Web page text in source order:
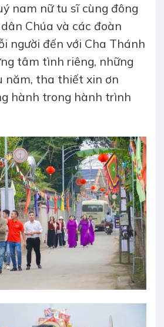
nam nữ tu sĩ cùng đông
Chúa và các đoàn
người đến với Cha Thánh
tâm tình riêng, những
năm, tha thiết xin ơn
hành trong hành trình